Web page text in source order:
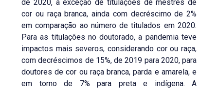
de 2020, à exceção de titulações de mestres de
cor ou raça branca, ainda com decréscimo de 2%
em comparação ao número de titulados em 2020.
Para as titulações no doutorado, a pandemia teve
impactos mais severos, considerando cor ou raça,
com decréscimos de 15%, de 2019 para 2020, para
doutores de cor ou raça branca, parda e amarela, e
em torno de 7% para preta e indígena. A